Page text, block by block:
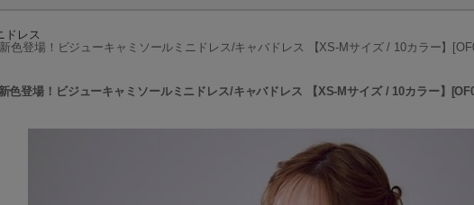
ドレス
新色登場！ビジューキャミソールミニドレス/キャバドレス 【XS-Mサイズ / 10カラー】
色登場！ビジューキャミソールミニドレス/キャバドレス 【XS-Mサイズ / 10カラー】